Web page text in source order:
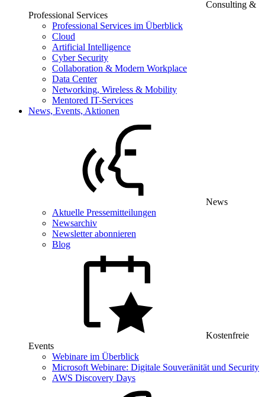
Consulting &
Professional Services
Professional Services im Überblick
Cloud
Artificial Intelligence
Cyber Security
Collaboration & Modern Workplace
Data Center
Networking, Wireless & Mobility
Mentored IT-Services
News, Events, Aktionen
News
Aktuelle Pressemitteilungen
Newsarchiv
Newsletter abonnieren
Blog
Kostenfreie
Events
Webinare im Überblick
Microsoft Webinare: Digitale Souveränität und Security
AWS Discovery Days